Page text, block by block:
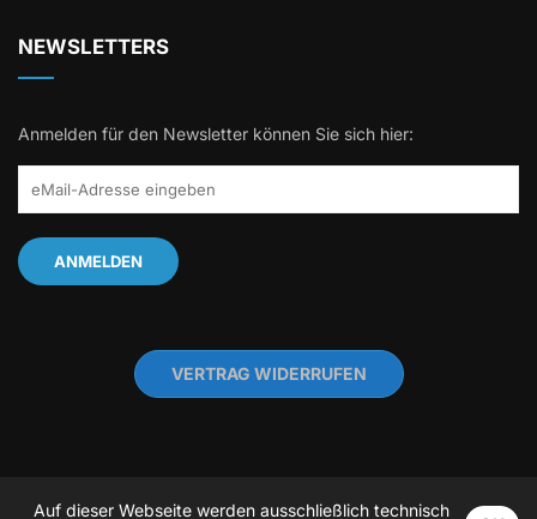
NEWSLETTERS
Anmelden für den Newsletter können Sie sich hier:
VERTRAG WIDERRUFEN
Auf dieser Webseite werden ausschließlich technisch